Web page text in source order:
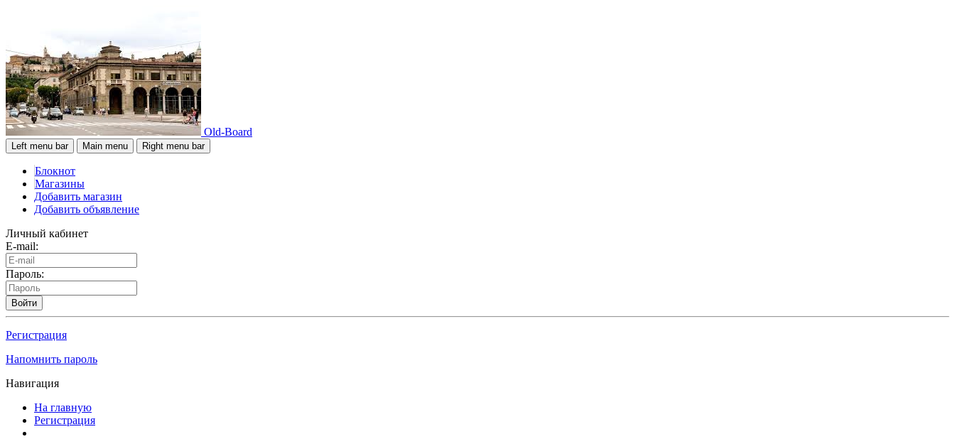
Old-Board
Left menu bar Main menu Right menu bar
Блокнот
Магазины
Добавить магазин
Добавить объявление
Личный кабинет
E-mail:
Пароль:
Войти
Регистрация
Напомнить пароль
Навигация
На главную
Регистрация